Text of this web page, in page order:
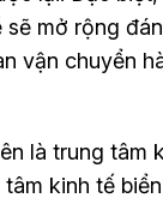
mở rộng
vận chuyển
là trung
kinh tế